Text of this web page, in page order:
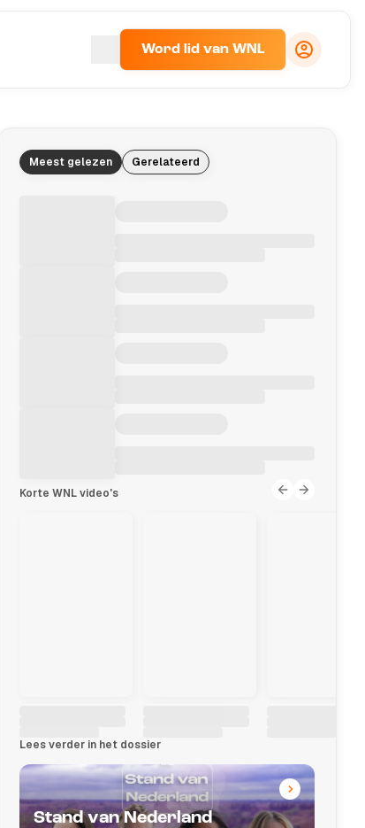
Word lid van WNL
Meest gelezen Gerelateerd
Korte WNL video's
Lees verder in het dossier
Stand van Nederland